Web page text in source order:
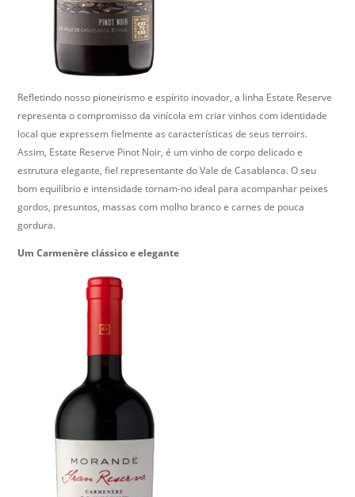
Refletindo nosso pioneirismo e espírito inovador, a linha Estate Reserve
representa o compromisso da vinícola em criar vinhos com identidade
local que expressem fielmente as características de seus terroirs.
Assim, Estate Reserve Pinot Noir, é um vinho de corpo delicado e
estrutura elegante, fiel representante do Vale de Casablanca. O seu
bom equilíbrio e intensidade tornam-no ideal para acompanhar peixes
gordos, presuntos, massas com molho branco e carnes de pouca
gordura.
Um Carmenère clássico e elegante